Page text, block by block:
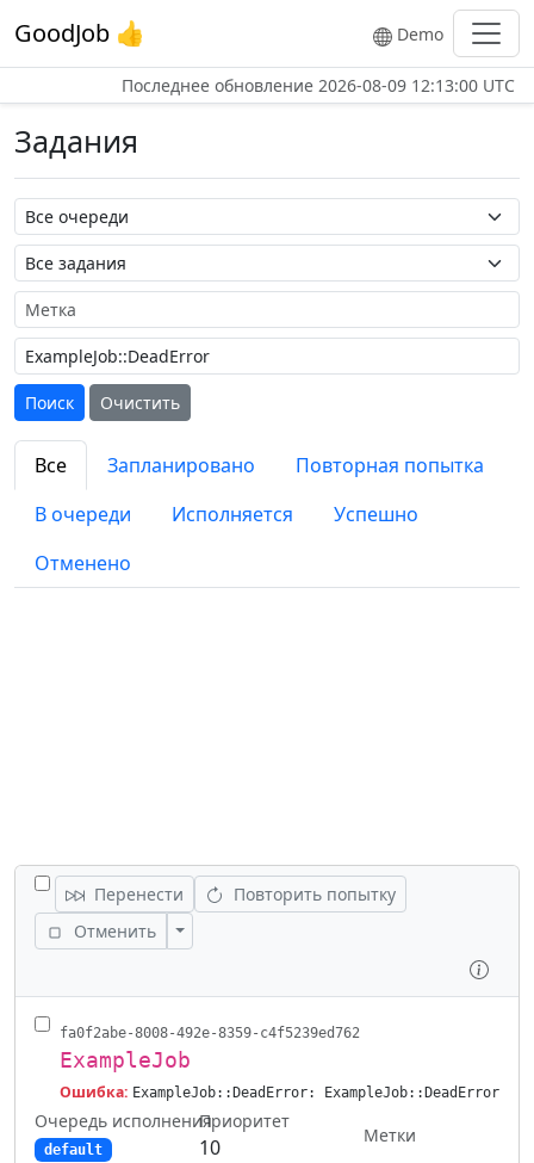
GoodJob 👍 Demo
Последнее обновление 2026-08-09 12:13:00 UTC
Задания
Название очереди
Название задания
Метка
Поиск
Очистить
Все Запланировано
Повторная попытка
В очереди
Исполняется
Успешно
Отменено
ПЕРЕКЛЮЧИТЬ ВСЕ ЗАДАНИЯ
Перенести
Повторить попытку
Отменить
Переключить действия
fa0f2abe-8008-492e-8359-c4f5239ed762
ExampleJob
Ошибка: ExampleJob::DeadError: ExampleJob::DeadError
Очередь исполнения
default
Приоритет
10
Метки